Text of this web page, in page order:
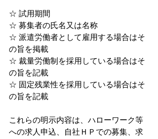
☆ 試用期間
☆ 募集者の氏名又は名称
☆ 派遣労働者として雇用する場合はそ
の旨を掲載
☆ 裁量労働制を採用している場合はそ
の旨を記載
☆ 固定残業性を採用している場合はそ
の旨を記載
これらの明示内容は、ハローワーク等
への求人申込、自社ＨＰでの募集、求